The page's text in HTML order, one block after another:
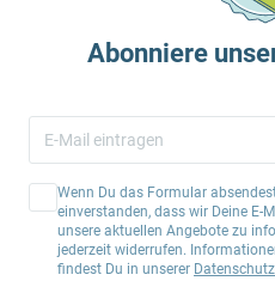
Abonniere
Wenn Du das Formular
einverstanden, dass wir Deine E-
unsere aktuellen Angebote zu
jederzeit widerrufen.
findest Du in unserer